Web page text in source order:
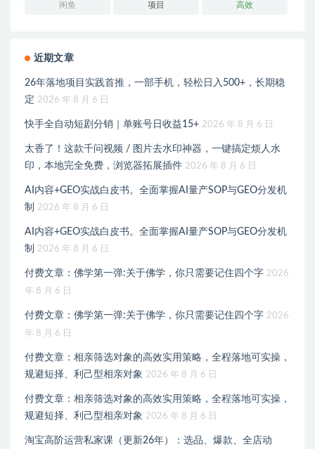
闲鱼 项目 高效
近期文章
26年落地项目实践首推，一部手机，轻松日入500+，长期稳
定 2026 年 8 月 6 日
快手全自动短剧分销｜单账号日收益15+ 2026 年 8 月 6 日
太香了！这款千问视频 / 图片去水印神器，一键搞定烦人水
印，本地完全免费，浏览器拓展插件 2026 年 8 月 6 日
AI内容+GEO实战白皮书。全面掌握AI量产SOP与GEO分发机
制
2026 年 8 月 6 日
AI内容+GEO实战白皮书。全面掌握AI量产SOP与GEO分发机
制
2026 年 8 月 6 日
付费文章：佛学第一弹:关于佛学，你只需要记住四个字 2026
年 8 月 6 日
付费文章：佛学第一弹:关于佛学，你只需要记住四个字 2026
年 8 月 6 日
付费文章：相亲筛选对象的高效实用策略，全程落地可实操，
规避短择、利己型相亲对象 2026 年 8 月 6 日
付费文章：相亲筛选对象的高效实用策略，全程落地可实操，
规避短择、利己型相亲对象 2026 年 8 月 6 日
淘宝高阶运营私家课（更新26年）：选品、爆款、全店动